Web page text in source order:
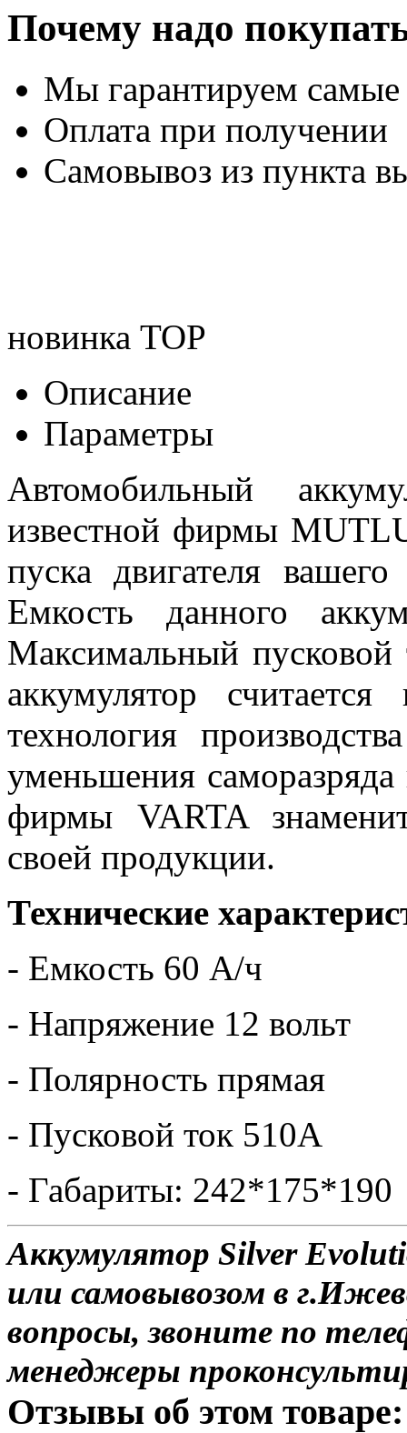
Почему надо
Мы гарантируем
Оплата при получении
Самовывоз из пункта
новинка TOP
Описание
Параметры
Автомобильный
известной фирмы
пуска двигателя
Емкость данного
Максимальный
аккумулятор
технология
уменьшения
фирмы VARTA
своей продукции.
Технические
- Емкость 60 А/ч
- Напряжение 12 вольт
- Полярность прямая
- Пусковой ток 510А
- Габариты: 242*175*190
Аккумулятор Silver
или самовывозом в
вопросы, звоните по
менеджеры
Отзывы об этом товаре: